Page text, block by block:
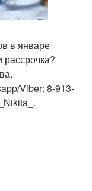
в январе
Viber: 8-913-